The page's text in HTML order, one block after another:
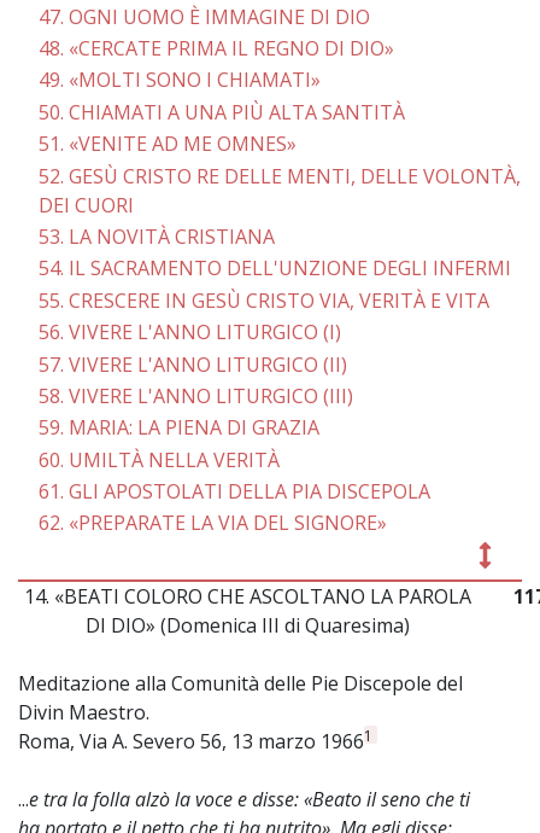
47. OGNI UOMO È IMMAGINE DI DIO
48. «CERCATE PRIMA IL REGNO DI DIO»
49. «MOLTI SONO I CHIAMATI»
50. CHIAMATI A UNA PIÙ ALTA SANTITÀ
51. «VENITE AD ME OMNES»
52. GESÙ CRISTO RE DELLE MENTI, DELLE VOLONTÀ,
DEI CUORI
53. LA NOVITÀ CRISTIANA
54. IL SACRAMENTO DELL'UNZIONE DEGLI INFERMI
55. CRESCERE IN GESÙ CRISTO VIA, VERITÀ E VITA
56. VIVERE L'ANNO LITURGICO (I)
57. VIVERE L'ANNO LITURGICO (II)
58. VIVERE L'ANNO LITURGICO (III)
59. MARIA: LA PIENA DI GRAZIA
60. UMILTÀ NELLA VERITÀ
61. GLI APOSTOLATI DELLA PIA DISCEPOLA
62. «PREPARATE LA VIA DEL SIGNORE»
14. «BEATI COLORO CHE ASCOLTANO LA PAROLA
DI DIO» (Domenica III di Quaresima)
Meditazione alla Comunità delle Pie Discepole del
Divin Maestro.
Roma, Via A. Severo 56, 13 marzo 19661
...e tra la folla alzò la voce e disse: «Beato il seno che ti